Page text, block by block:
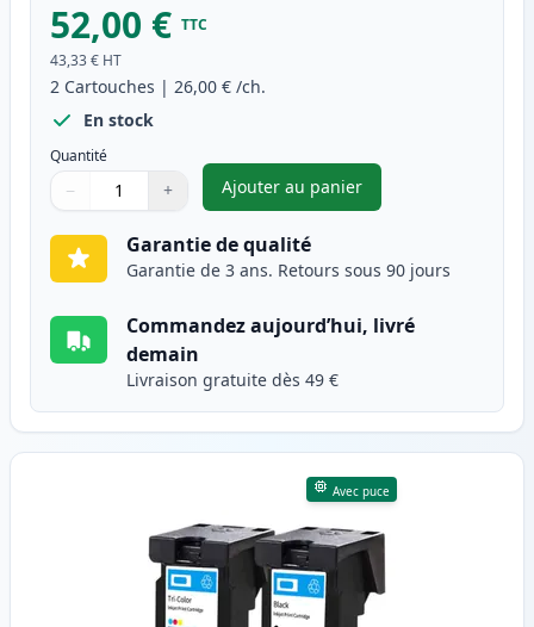
52,00 € TTC
43,33 € HT
2 Cartouches | 26,00 € /ch.
En stock
Quantité
Quantité
Utilisez les boutons pour ajuster
− +
Quantité
Ajouter au panier
,Pack de 2 Canon PG-510 &
Garantie de qualité
Garantie de 3 ans. Retours sous 90 jours
Commandez aujourd’hui, livré
demain
Livraison gratuite dès 49 €
Avec puce